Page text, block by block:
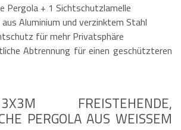
Pergola + 1 Sichtschutzlamelle
Aluminium und verzinktem Stahl
für mehr Privatsphäre
Abtrennung für einen geschützteren
FREISTEHENDE,
PERGOLA AUS WEISSEM A